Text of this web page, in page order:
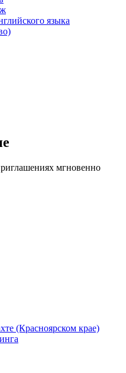
языка
мгновенно
(Красноярском крае)